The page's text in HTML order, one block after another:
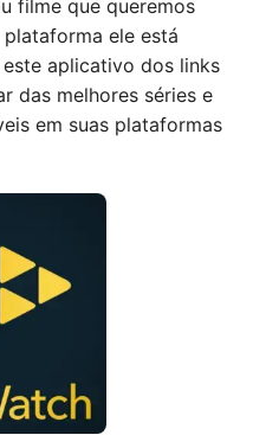
filme que queremos
ele está
aplicativo dos links
das melhores séries e
em suas plataformas